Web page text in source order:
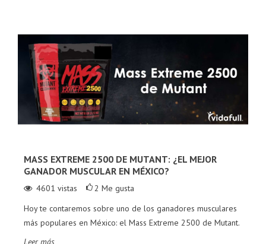
MASS EXTREME 2500 DE MUTANT: ¿EL MEJOR
GANADOR MUSCULAR EN MÉXICO?
4601 vistas 2 Me gusta
Hoy te contaremos sobre uno de los ganadores musculares
más populares en México: el Mass Extreme 2500 de Mutant.
Leer más